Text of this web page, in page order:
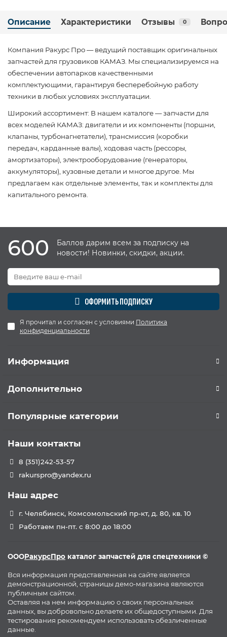
Описание Характеристики Отзывы 0
Компания Ракурс Про — ведущий поставщик оригинальных
запчастей для грузовиков КАМАЗ. Мы специализируемся на
обеспечении автопарков качественными
комплектующими, гарантируя бесперебойную работу
техники в любых условиях эксплуатации.
Широкий ассортимент: В нашем каталоге — запчасти для
всех моделей КАМАЗ: двигатели и их компоненты (поршни,
клапаны, турбонагнетатели), трансмиссия (коробки
передач, карданные валы), ходовая часть (рессоры,
амортизаторы), электрооборудование (генераторы,
аккумуляторы), кузовные детали и многое другое. Мы
предлагаем как отдельные элементы, так и комплекты для
капитального ремонта.
600
Баллов дарим всем за подписку на
новости! Новинки, скидки, акции.
ОФОРМИТЬ ПОДПИСКУ
Я прочитал и согласен с условиями Политика
конфиденциальности
Информация
Дополнительно
Популярные категории
Наши контакты
8 (351)242-53-57
rakurspro@yandex.ru
Наш адрес
г. Челябинск, Комсомольский пр-кт, д. 80, кв. 10
Работаем пн-пт. с 8:00 до 18:00
ОООРакурсПро каталог запчастей для спецтехники ©
Вся информация представленная на сайте является
демонстрационной, страницы демо-магазина являются
публичным сайтом.
Оставляя на нем информацию о своих персональных
данных, вы добровольно делаете их общедоступными. Для
тестирования рекомендуем использовать обезличенные
данные.